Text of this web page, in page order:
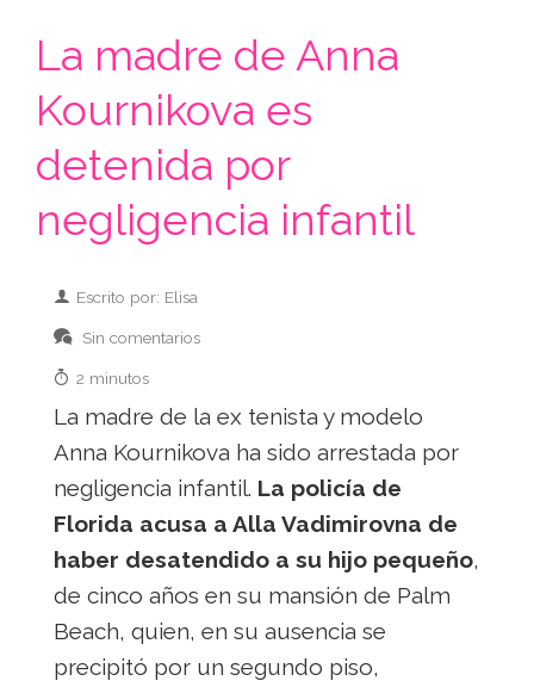
La madre de Anna
Kournikova es
detenida por
negligencia infantil
Escrito por: Elisa
Sin comentarios
2 minutos
La madre de la ex tenista y modelo
Anna Kournikova ha sido arrestada por
negligencia infantil. La policía de
Florida acusa a Alla Vadimirovna de
haber desatendido a su hijo pequeño,
de cinco años en su mansión de Palm
Beach, quien, en su ausencia se
precipitó por un segundo piso,